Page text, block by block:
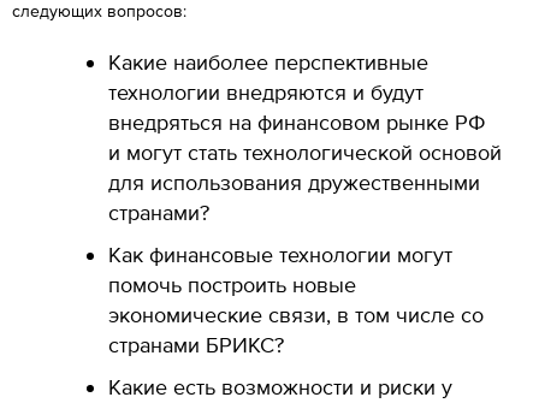
следующих вопросов:
Какие наиболее перспективные
технологии внедряются и будут
внедряться на финансовом рынке РФ
и могут стать технологической основой
для использования дружественными
странами?
Как финансовые технологии могут
помочь построить новые
экономические связи, в том числе со
странами БРИКС?
Какие есть возможности и риски у